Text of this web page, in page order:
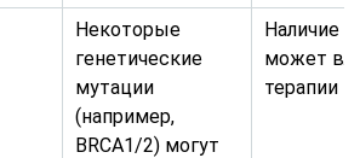
Некоторые
генетические
мутации
(например,
BRCA1/2) могут
Наличие
может
терапии и